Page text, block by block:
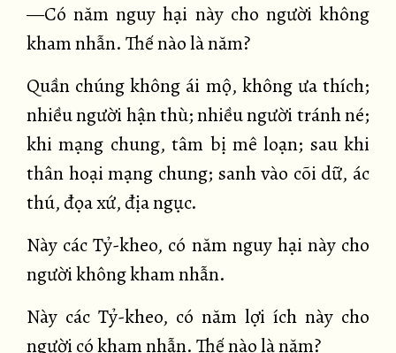
—Có năm nguy hại này cho người không
kham nhẫn. Thế nào là năm?
Quần chúng không ái mộ, không ưa thích;
nhiều người hận thù; nhiều người tránh né;
khi mạng chung, tâm bị mê loạn; sau khi
thân hoại mạng chung; sanh vào cõi dữ, ác
thú, đọa xứ, địa ngục.
Này các Tỷ-kheo, có năm nguy hại này cho
người không kham nhẫn.
Này các Tỷ-kheo, có năm lợi ích này cho
người có kham nhẫn. Thế nào là năm?